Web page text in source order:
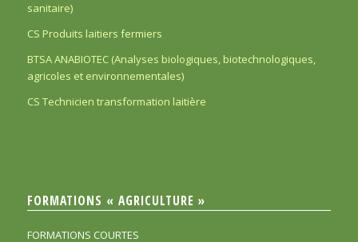
sanitaire)
CS Produits laitiers fermiers
BTSA ANABIOTEC (Analyses biologiques, biotechnologiques,
agricoles et environnementales)
CS Technicien transformation laitière
FORMATIONS « AGRICULTURE »
FORMATIONS COURTES